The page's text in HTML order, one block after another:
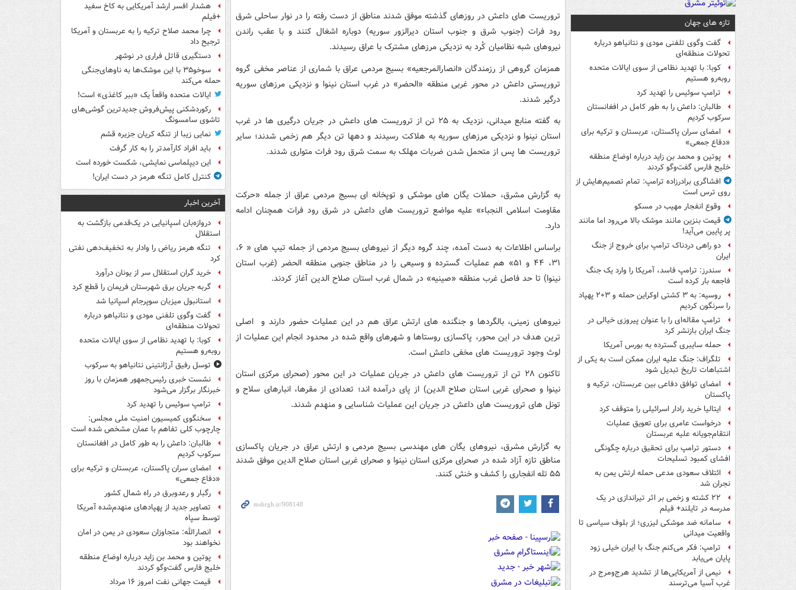
تازه های جهان
گفت وگوی تلفنی مودی و نتانیاهو درباره
تحولات منطقه‌ای
کوبا: با تهدید نظامی از سوی ایالات متحده
روبه‌رو هستیم
ترامپ سوئیس را تهدید کرد
طالبان: داعش را به طور کامل در افغانستان
سرکوب کردیم
امضای سران پاکستان، عربستان و ترکیه برای
«دفاع جمعی»
پوتین و محمد بن زاید درباره اوضاع منطقه
خلیج فارس گفت‌وگو کردند
افشاگری برادرزاده ترامپ: تمام تصمیم‌هایش از
روی ترس است
وقوع انفجار مهیب در مسکو
قیمت بنزین مانند موشک بالا می‌رود اما مانند
پر پایین می‌آید!
دو راهی دردناک ترامپ برای خروج از جنگ
ایران
سندرز: ترامپ فاسد، آمریکا را وارد یک جنگ
فاجعه بار کرده است
روسیه: به ۳ کشتی اوکراین حمله و ۲۰۳ پهپاد
را سرنگون کردیم
ترامپ مقاله‌ای را با عنوان پیروزی خیالی در
جنگ ایران بازنشر کرد
حمله سایبری گسترده به بورس آمریکا
تلگراف: جنگ علیه ایران ممکن است به یکی از
اشتباهات تاریخ تبدیل شود
امضای توافق دفاعی بین عربستان، ترکیه و
پاکستان
ایتالیا خرید رادار اسرائیلی را متوقف کرد
درخواست عامری برای تعویق عملیات
انتقام‌جویانه علیه عربستان
دستور ترامپ برای تحقیق درباره چگونگی
افشای کمبود تسلیحات
ائتلاف سعودی مدعی حمله ارتش یمن به
نجران شد
۲۲ کشته و زخمی بر اثر تیراندازی در یک
مدرسه در تایلند+ فیلم
سامانه ضد موشکی لیزری؛ از بلوف سیاسی تا
واقعیت میدانی
ترامپ: فکر می‌کنم جنگ با ایران خیلی زود
پایان می‌یابد
نیمی از آمریکایی‌ها از تشدید هرج‌ومرج در
غرب آسیا می‌ترسند
تروریست های داعش در روزهای گذشته موفق شدند مناطق از دست رفته را در نوار ساحلی شرق
رود فرات (جنوب شرق و جنوب استان دیرالزور سوریه) دوباره اشغال کنند و با عقب راندن
نیروهای شبه نظامیان کُرد به نزدیکی مرزهای مشترک با عراق رسیدند.
همزمان گروهی از رزمندگان «انصارالمرجعیه» بسیج مردمی عراق با شماری از عناصر مخفی گروه
تروریستی داعش در محور غربی منطقه «الحضر» در غرب استان نینوا و نزدیکی مرزهای سوریه
درگیر شدند.
به گفته منابع میدانی، نزدیک به ۲۵ تن از تروریست های داعش در جریان درگیری ها در غرب
استان نینوا و نزدیکی مرزهای سوریه به هلاکت رسیدند و دهها تن دیگر هم زخمی شدند؛ سایر
تروریست ها پس از متحمل شدن ضربات مهلک به سمت شرق رود فرات متواری شدند.
به گزارش مشرق، حملات یگان های موشکی و توپخانه ای بسیج مردمی عراق از جمله «حرکت
مقاومت اسلامی النجباء» علیه مواضع تروریست های داعش در شرق رود فرات همچنان ادامه
دارد.
براساس اطلاعات به دست آمده، چند گروه دیگر از نیروهای بسیج مردمی از جمله تیپ های « ۶،
۳۱، ۴۴ و ۵۱» هم عملیات گسترده و وسیعی را در مناطق جنوبی منطقه الحضر (غرب استان
نینوا) تا حد فاصل غرب منطقه «صینیه» در شمال غرب استان صلاح الدین آغاز کردند.
نیروهای زمینی، بالگردها و جنگنده های ارتش عراق هم در این عملیات حضور دارند و اصلی
ترین هدف در این محور، پاکسازی روستاها و شهرهای واقع شده در محدود انجام این عملیات از
لوث وجود تروریست های مخفی داعش است.
تاکنون ۲۸ تن از تروریست های داعش در جریان عملیات در این محور (صحرای مرکزی استان
نینوا و صحرای غربی استان صلاح الدین) از پای درآمده اند؛ تعدادی از مقرها، انبارهای سلاح و
تونل های تروریست های داعش در جریان این عملیات شناسایی و منهدم شدند.
به گزارش مشرق، نیروهای یگان های مهندسی بسیج مردمی و ارتش عراق در جریان پاکسازی
مناطق تازه آزاد شده در صحرای مرکزی استان نینوا و صحرای غربی استان صلاح الدین موفق شدند
۵۵ تله انفجاری را کشف و خنثی کنند.
هشدار افسر ارشد آمریکایی به کاخ سفید
+فیلم
چرا محمد صلاح ترکیه را به عربستان و آمریکا
ترجیح داد
دستگیری قاتل فراری در نوشهر
سوخو۳۵ با این موشک‌ها به ناوهای‌جنگی
حمله می‌کند
ایالات متحده واقعاً یک «ببر کاغذی» است!
رکوردشکنی پیش‌فروش جدیدترین گوشی‌های
تاشوی سامسونگ
نمایی زیبا از تنگه کریان جزیره قشم
باید افراد کارآمدتر را به کار گرفت
این دیپلماسی نمایشی، شکست خورده است
کنترل کامل تنگه هرمز در دست ایران!
آخرین اخبار
دروازه‌بان اسپانیایی در یک‌قدمی بازگشت به
استقلال
تنگه هرمز ریاض را وادار به تخفیف‌دهی نفتی
کرد
خرید گران استقلال سر از یونان درآورد
گربه جریان برق شهرستان فریمان را قطع کرد
استانبول میزبان سوپرجام اسپانیا شد
گفت وگوی تلفنی مودی و نتانیاهو درباره
تحولات منطقه‌ای
کوبا: با تهدید نظامی از سوی ایالات متحده
روبه‌رو هستیم
توسل رفیق آرژانتینی نتانیاهو به سرکوب
نشست خبری رئیس‌جمهور همزمان با روز
خبرنگار برگزار می‌شود
ترامپ سوئیس را تهدید کرد
سخنگوی کمیسیون امنیت ملی مجلس:
چارچوب کلی تفاهم با عمان مشخص شده است
طالبان: داعش را به طور کامل در افغانستان
سرکوب کردیم
امضای سران پاکستان، عربستان و ترکیه برای
«دفاع جمعی»
رگبار و رعدوبرق در راه شمال کشور
تصاویر جدید از پهپادهای منهدم‌شده آمریکا
توسط سپاه
انصارالله: متجاوزان سعودی در یمن در امان
نخواهند بود
پوتین و محمد بن زاید درباره اوضاع منطقه
خلیج فارس گفت‌وگو کردند
قیمت جهانی نفت امروز ۱۶ مرداد